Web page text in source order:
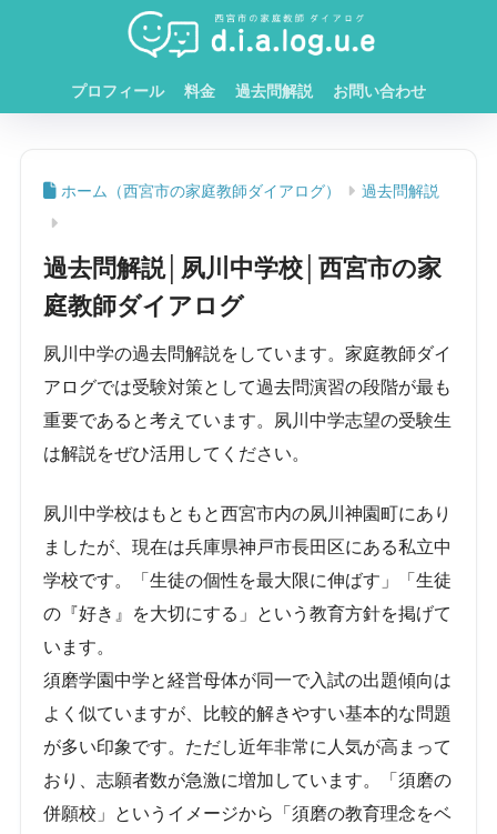
プロフィール 料金 過去問解説 お問い合わせ
ホーム 過去問解説
過去問解説│夙川中学校│西宮市の家
庭教師ダイアログ
夙川中学の過去問解説をしています。家庭教師ダイ
アログでは受験対策として過去問演習の段階が最も
重要であると考えています。夙川中学志望の受験生
は解説をぜひ活用してください。
夙川中学校はもともと西宮市内の夙川神園町にあり
ましたが、現在は兵庫県神戸市長田区にある私立中
学校です。「生徒の個性を最大限に伸ばす」「生徒
の『好き』を大切にする」という教育方針を掲げて
います。
須磨学園中学と経営母体が同一で入試の出題傾向は
よく似ていますが、比較的解きやすい基本的な問題
が多い印象です。ただし近年非常に人気が高まって
おり、志願者数が急激に増加しています。「須磨の
併願校」というイメージから「須磨の教育理念をベ